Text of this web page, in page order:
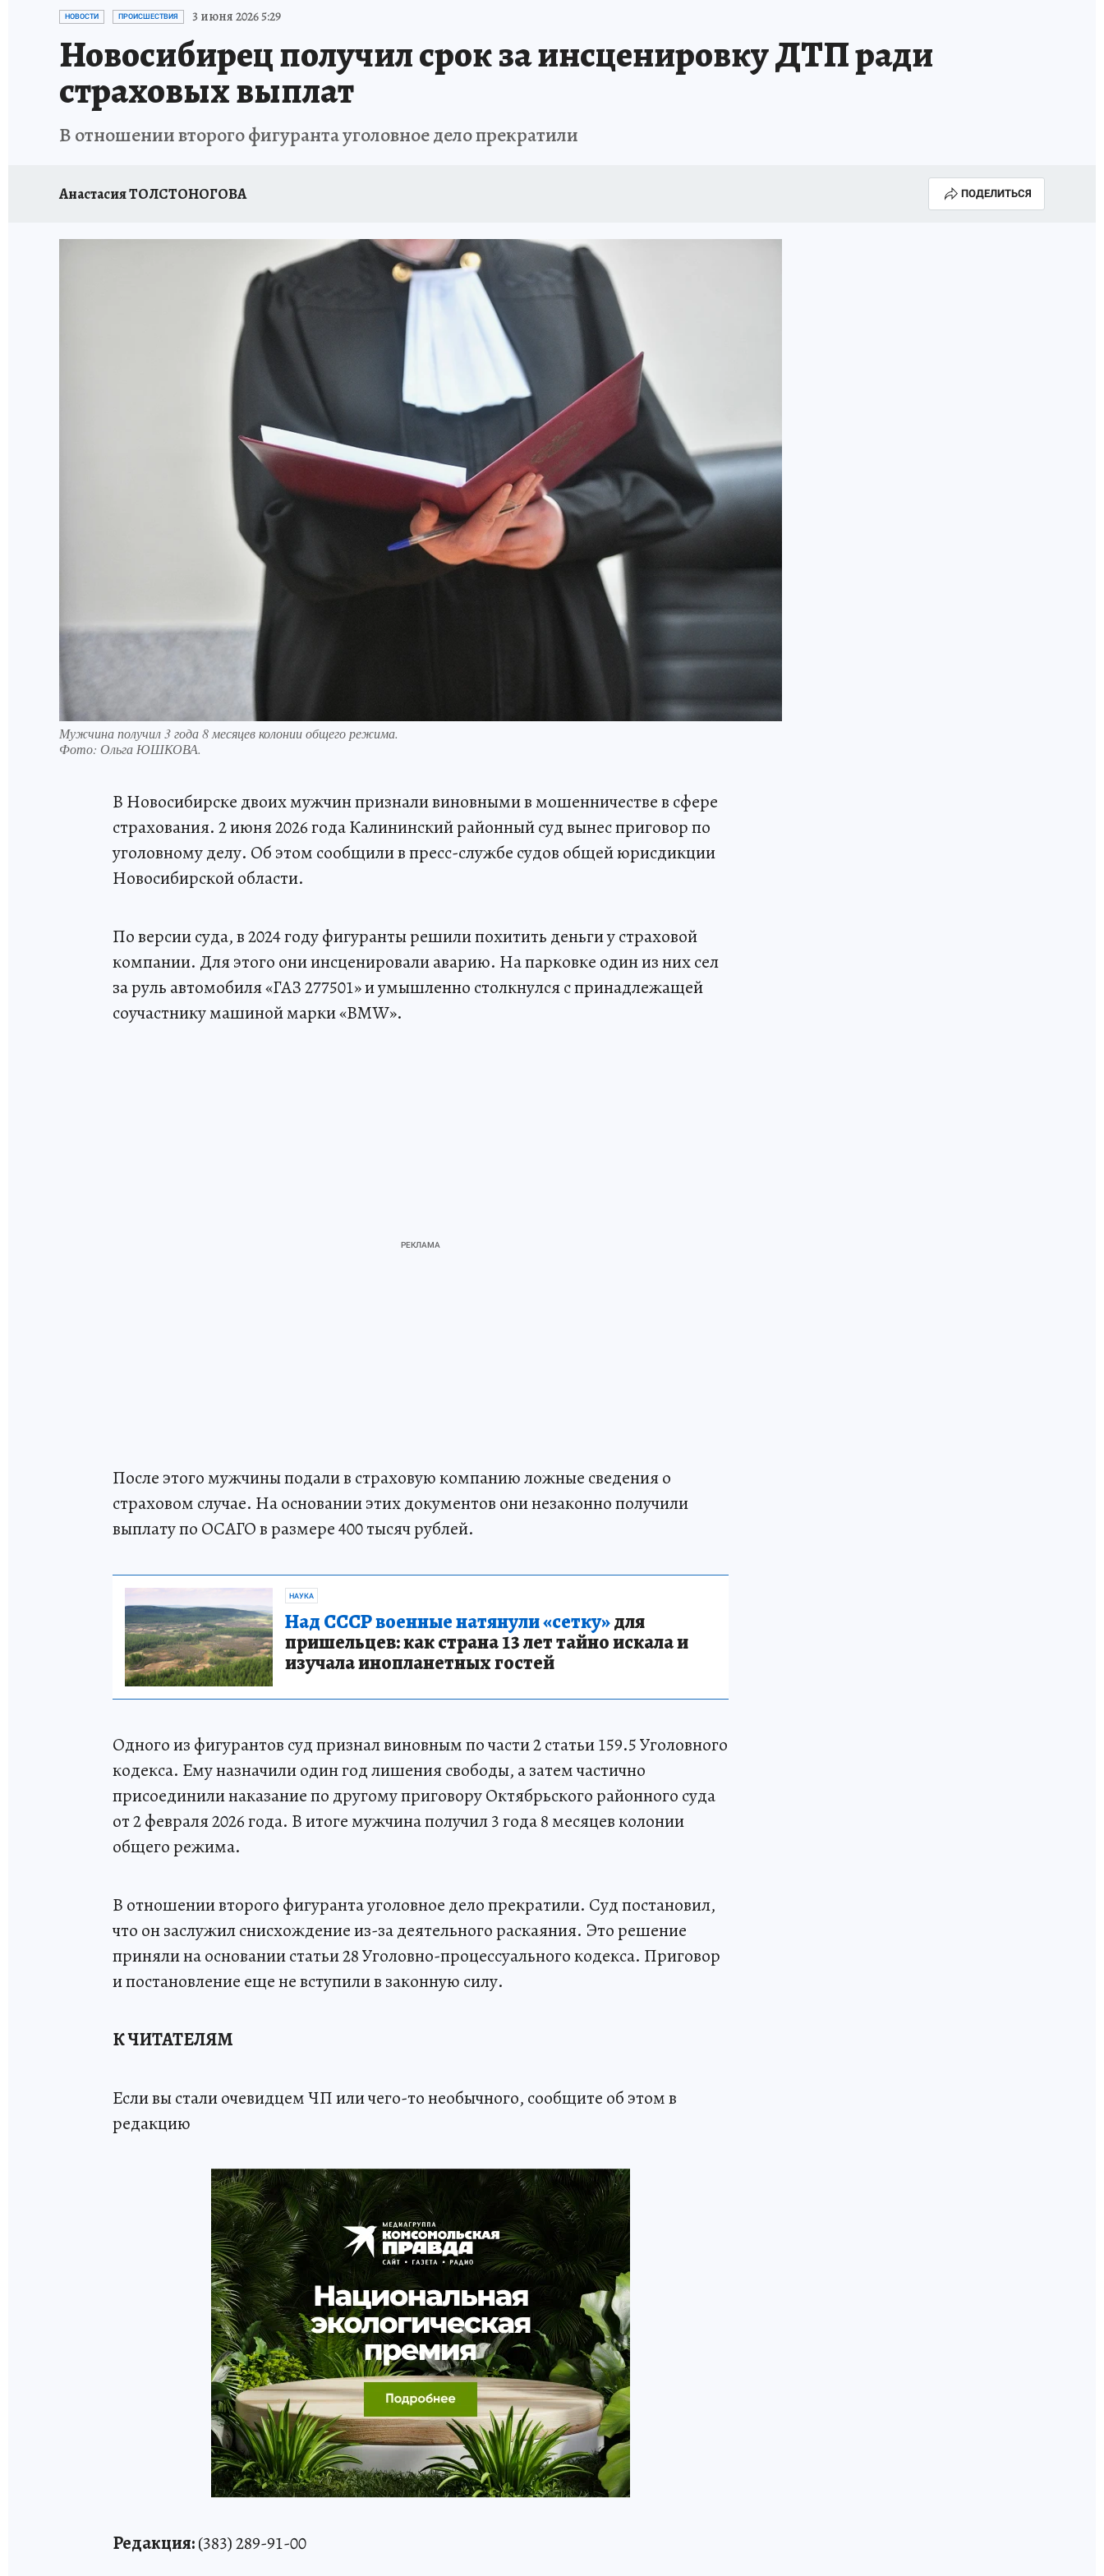
ОТДЫХ В РОССИИ ЗАПОВЕДНАЯ РОССИЯ
НОВОСТИ ПРОИСШЕСТВИЯ 3 июня 2026 5:29
Новосибирец получил срок за инсценировку ДТП ради
страховых выплат
В отношении второго фигуранта уголовное дело прекратили
Анастасия ТОЛСТОНОГОВА ПОДЕЛИТЬСЯ
Мужчина получил 3 года 8 месяцев колонии общего режима.
Фото: Ольга ЮШКОВА.
В Новосибирске двоих мужчин признали виновными в мошенничестве в сфере
страхования. 2 июня 2026 года Калининский районный суд вынес приговор по
уголовному делу. Об этом сообщили в пресс-службе судов общей юрисдикции
Новосибирской области.
По версии суда, в 2024 году фигуранты решили похитить деньги у страховой
компании. Для этого они инсценировали аварию. На парковке один из них сел
за руль автомобиля «ГАЗ 277501» и умышленно столкнулся с принадлежащей
соучастнику машиной марки «BMW».
После этого мужчины подали в страховую компанию ложные сведения о
страховом случае. На основании этих документов они незаконно получили
выплату по ОСАГО в размере 400 тысяч рублей.
НАУКА
Над СССР военные натянули «сетку»для
пришельцев: как страна 13 лет тайно искала и
изучала инопланетных гостей
Одного из фигурантов суд признал виновным по части 2 статьи 159.5 Уголовного
кодекса. Ему назначили один год лишения свободы, а затем частично
присоединили наказание по другому приговору Октябрьского районного суда
от 2 февраля 2026 года. В итоге мужчина получил 3 года 8 месяцев колонии
общего режима.
В отношении второго фигуранта уголовное дело прекратили. Суд постановил,
что он заслужил снисхождение из-за деятельного раскаяния. Это решение
приняли на основании статьи 28 Уголовно-процессуального кодекса. Приговор
и постановление еще не вступили в законную силу.
К ЧИТАТЕЛЯМ
Если вы стали очевидцем ЧП или чего-то необычного, сообщите об этом в
редакцию
Редакция:(383) 289-91-00